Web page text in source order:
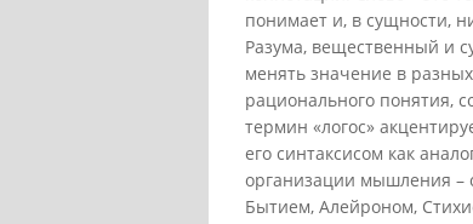
понимает и, в сущности,
Разума, вещественный и
менять значение в
рационального понятия,
термин «логос»
его синтаксисом как
организации мышления –
Бытием, Алейроном,